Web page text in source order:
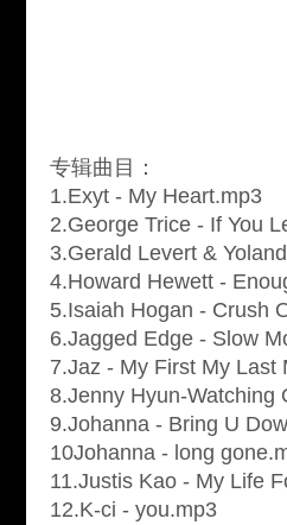
专辑曲目：
1.Exyt - My Heart.mp3
2.George Trice - If You
3.Gerald Levert &
4.Howard Hewett -
5.Isaiah Hogan - Crush
6.Jagged Edge - Slow
7.Jaz - My First My Last
8.Jenny Hyun-Watching
9.Johanna - Bring U
10Johanna - long
11.Justis Kao - My Life
12.K-ci - you.mp3